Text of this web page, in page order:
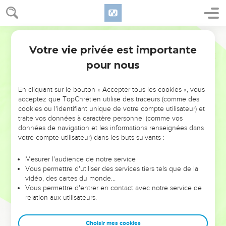
NE MANQUEZ PAS L’ÉVÉNEMENT
DE L’ANNÉE !
ET SI LEURS ERREURS POUVAIENT VOUS ÉVITER LES
VOTRES ?
leur foi ou leur vision. Mais on voit moins les doutes, les erreurs
et les saisons difficiles qu'ils ont traversés, alors même que ce
sont elles qui les ont façonnés.
Dans cette conférence, leaders, entrepreneurs, et responsables
clés pour avancer avec plus de sagesse afin que leurs erreurs
Votre vie privée est importante
pour nous
En cliquant sur le bouton « Accepter tous les cookies », vous
acceptez que TopChrétien utilise des traceurs (comme des
cookies ou l'identifiant unique de votre compte utilisateur) et
traite vos données à caractère personnel (comme vos
données de navigation et les informations renseignées dans
votre compte utilisateur) dans les buts suivants :
Mesurer l'audience de notre service
Vous permettre d'utiliser des services tiers tels que de la
vidéo, des cartes du monde…
Vous permettre d'entrer en contact avec notre service de
relation aux utilisateurs.
Choisir mes cookies